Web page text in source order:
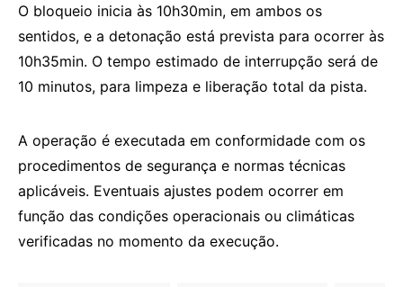
O bloqueio inicia às 10h30min, em ambos os
sentidos, e a detonação está prevista para ocorrer às
10h35min. O tempo estimado de interrupção será de
10 minutos, para limpeza e liberação total da pista.
A operação é executada em conformidade com os
procedimentos de segurança e normas técnicas
aplicáveis. Eventuais ajustes podem ocorrer em
função das condições operacionais ou climáticas
verificadas no momento da execução.